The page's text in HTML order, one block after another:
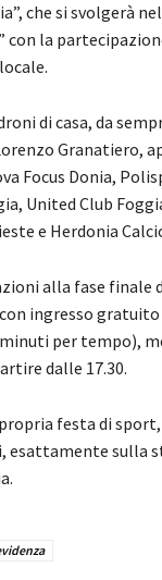
che si svolgerà
con la
di casa, da
Granatiero,
Focus Donia,
United Club
e Herdonia
alla fase finale
ingresso
per tempo),
dalle 17.30.
festa di
esattamente sulla